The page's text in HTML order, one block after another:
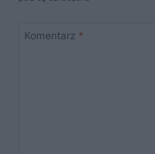
Komentarz *